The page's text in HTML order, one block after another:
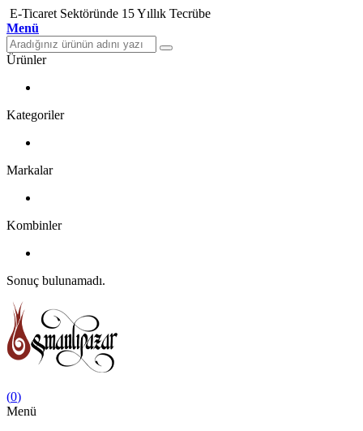
E-Ticaret Sektöründe 15 Yıllık Tecrübe
Menü
Ürünler
Kategoriler
Markalar
Kombinler
Sonuç bulunamadı.
(0)
Menü